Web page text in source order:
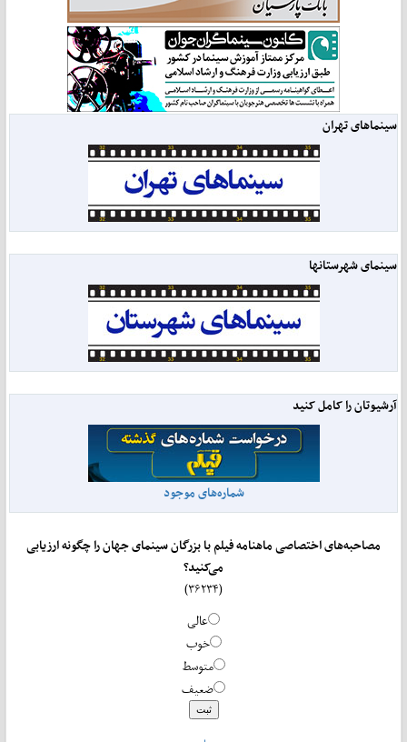
سینماهای تهران
سینمای شهرستانها
آرشیوتان را کامل کنید
شماره‌های موجود
مصاحبه‌های اختصاصی ماهنامه فیلم با بزرگان سینمای جهان را چگونه ارزیابی
می‌کنید؟
عالی
خوب
متوسط
ضعیف